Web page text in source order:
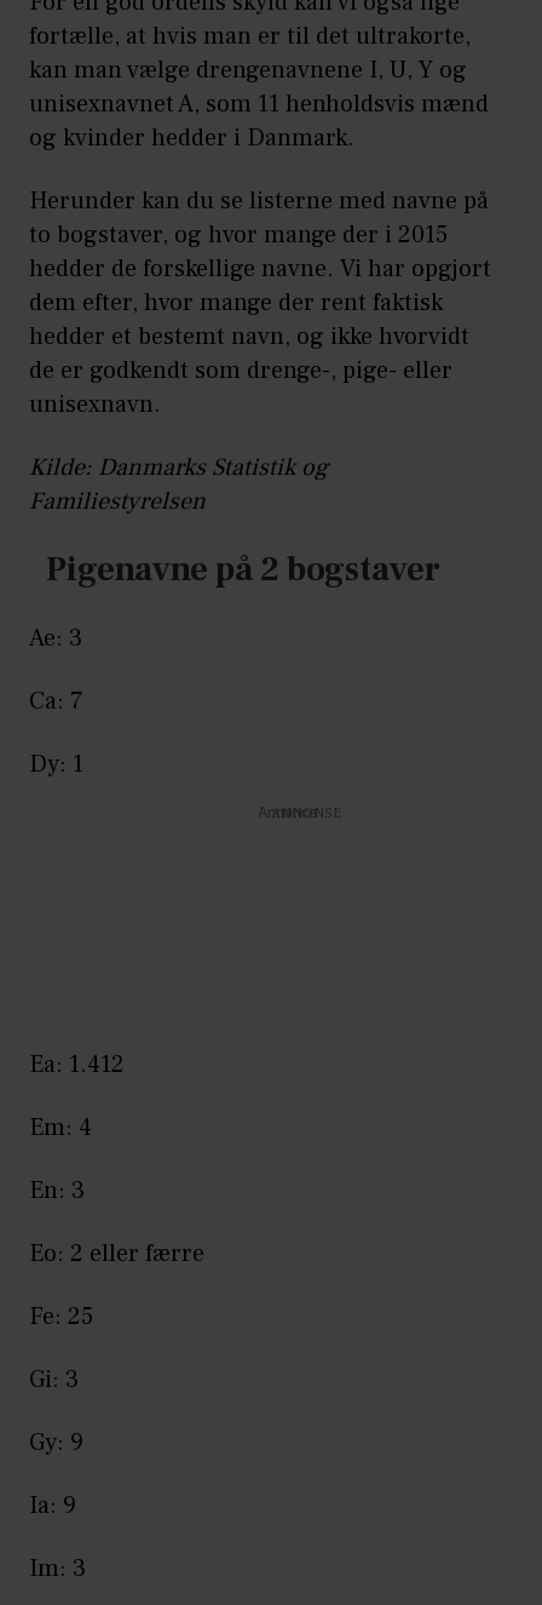
fortælle, at hvis man er til det ultrakorte,
kan man vælge drengenavnene I, U, Y og
unisexnavnet A, som 11 henholdsvis mænd
og kvinder hedder i Danmark.
Herunder kan du se listerne med navne på
to bogstaver, og hvor mange der i 2015
hedder de forskellige navne. Vi har opgjort
dem efter, hvor mange der rent faktisk
hedder et bestemt navn, og ikke hvorvidt
de er godkendt som drenge-, pige- eller
unisexnavn.
Kilde: Danmarks Statistik og
Familiestyrelsen
Pigenavne på 2 bogstaver
Ae: 3
Ca: 7
Dy: 1
Annonce
Ea: 1.412
Em: 4
En: 3
Eo: 2 eller færre
Fe: 25
Gi: 3
Gy: 9
Ia: 9
Im: 3